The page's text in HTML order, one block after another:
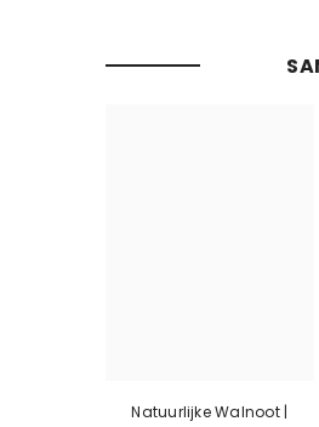
Natuurlijke Walnoot |